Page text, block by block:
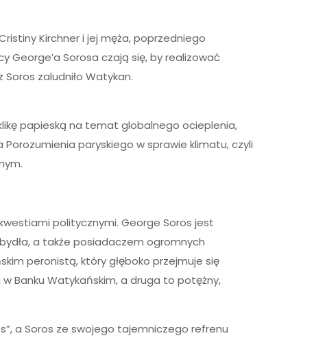
Kirchner i jej męża, poprzedniego
George’a Sorosa czają się, by realizować
zaludniło Watykan.
papieską na temat globalnego ocieplenia,
paryskiego w sprawie klimatu, czyli
politycznymi. George Soros jest
a także posiadaczem ogromnych
peronistą, który głęboko przejmuje się
Banku Watykańskim, a druga to potężny,
a Soros ze swojego tajemniczego refrenu